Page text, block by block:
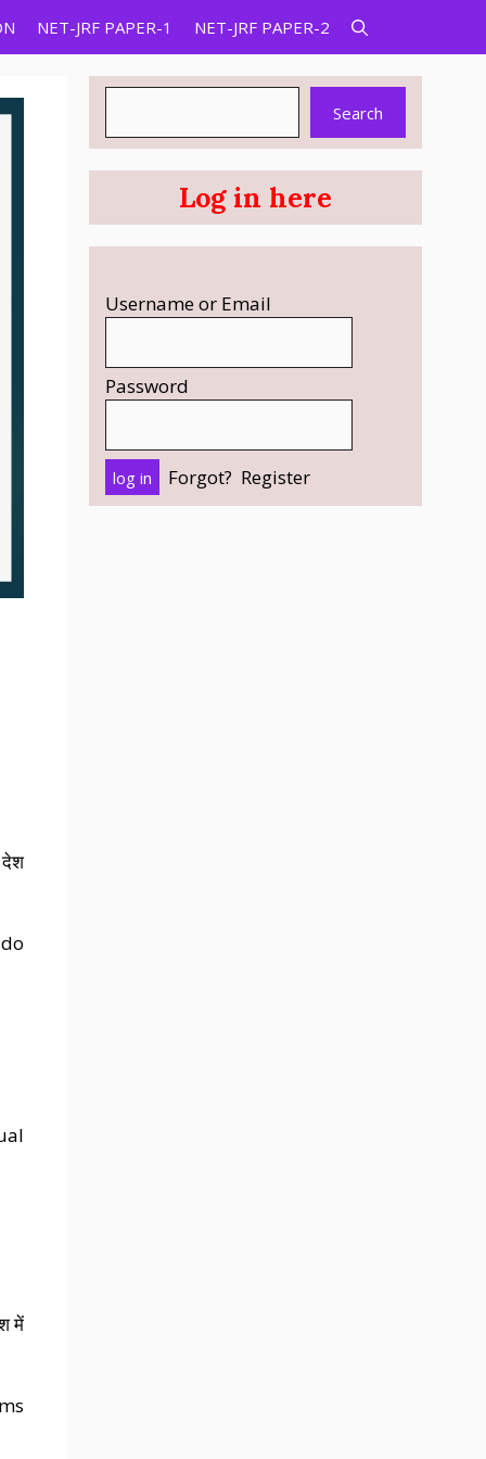
NET-JRF PAPER-1 NET-JRF PAPER-2
देश
में
Search
Log in here
Username or Email
Password
Forgot? Register